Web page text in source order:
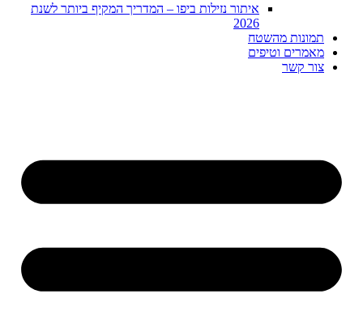
איתור נזילות ביפו – המדריך המקיף ביותר לשנת
2026
תמונות מהשטח
מאמרים וטיפים
צור קשר